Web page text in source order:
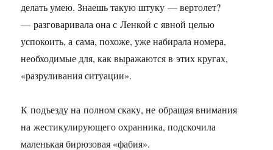
делать умею. Знаешь такую штуку — вертолет?
— разговаривала она с Ленкой с явной целью
успокоить, а сама, похоже, уже набирала номера,
необходимые для, как выражаются в этих кругах,
«разруливания ситуации».
К подъезду на полном скаку, не обращая внимания
на жестикулирующего охранника, подскочила
маленькая бирюзовая «фабия».